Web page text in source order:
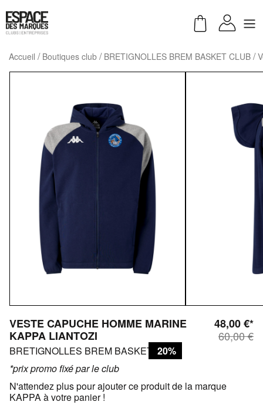
Accueil Boutiques club BRETIGNOLLES BREM BASKET CLUB
VESTE CAPUCHE HOMME MARINE
KAPPA LIANTOZI
BRETIGNOLLES BREM BASKET CLUB
48,00 €*
60,00 €
20%
*prix promo fixé par le club
N'attendez plus pour ajouter ce produit de la marque
KAPPA à votre panier !